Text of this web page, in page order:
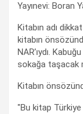
Yayınevi: Boran
Kitabın adı
kitabın
NAR’ıydı.
sokağa taşacak
Kitabın
"Bu kitap